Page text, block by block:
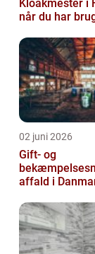
Kloakmester i
når du har
02 juni 2026
Gift- og
affald i